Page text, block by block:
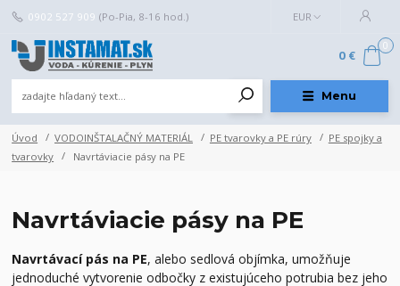
Menu
EUR
0902 527 909 (Po-Pia, 8-16 hod.)
0
0 €
Úvod VODOINŠTALAČNÝ MATERIÁL PE tvarovky a PE rúry
PE spojky a
tvarovky
Navrtáviacie pásy na PE
Navrtáviacie pásy na PE
Navrtávací pás na PE, alebo sedlová objímka, umožňuje
jednoduché vytvorenie odbočky z existujúceho potrubia bez jeho